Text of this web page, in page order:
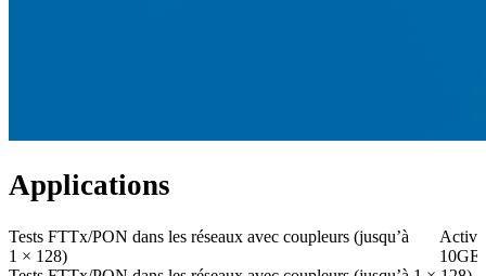
Applications
Tests FTTx/PON dans les réseaux avec coupleurs (jusqu’à
1 × 128)
10GE